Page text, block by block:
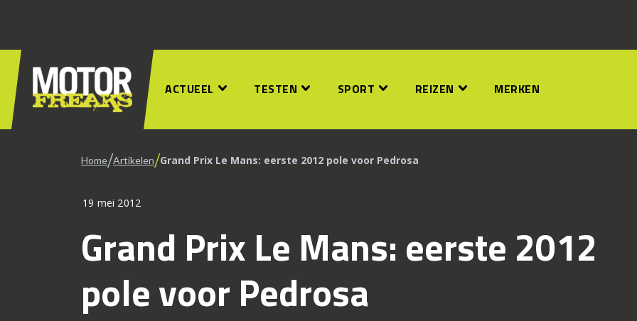
ACTUEEL TESTEN SPORT REIZEN MERKEN
Home/Artikelen/Grand Prix Le Mans: eerste 2012 pole voor Pedrosa
19 mei 2012
Grand Prix Le Mans: eerste 2012
pole voor Pedrosa